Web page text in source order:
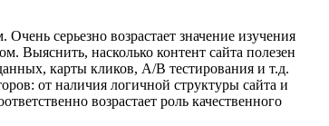
серьезно возрастает значение изучения
Выяснить, насколько контент сайта полезен
карты кликов, А/В тестирования и т.д.
от наличия логичной структуры сайта и
возрастает роль качественного